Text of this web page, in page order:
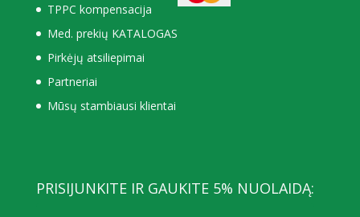
TPPC kompensacija
Med. prekių KATALOGAS
Pirkėjų atsiliepimai
Partneriai
Mūsų stambiausi klientai
PRISIJUNKITE IR GAUKITE 5% NUOLAIDĄ: